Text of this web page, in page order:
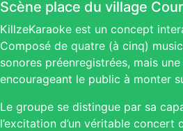
Scène place du village
KillzeKaraoke est un concept
Composé de quatre (à cinq)
sonores préenregistrées, mais
encourageant le public à monter
Le groupe se distingue par sa
l’excitation d’un véritable